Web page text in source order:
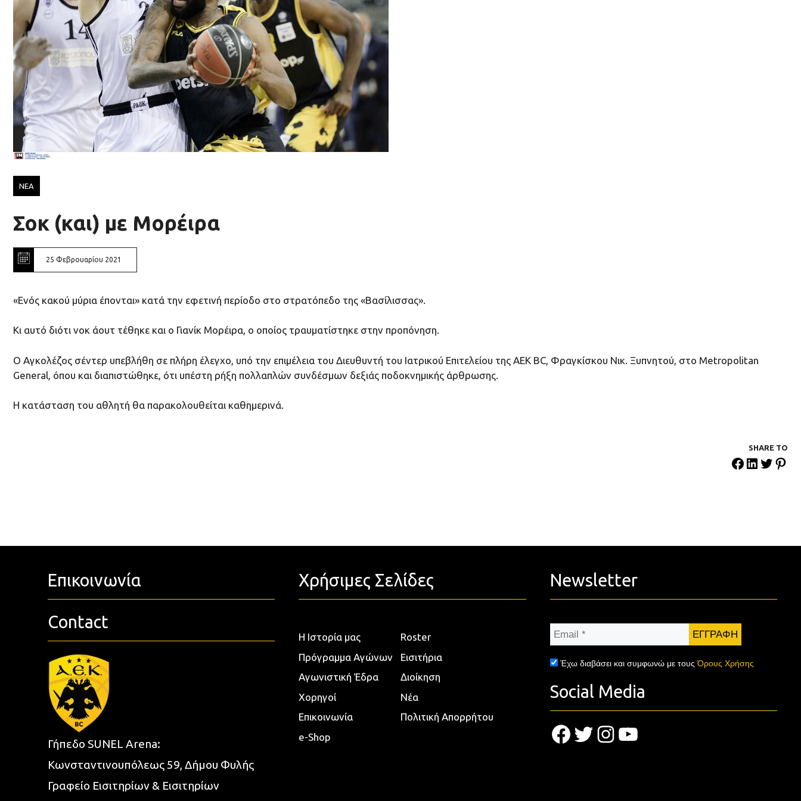
ΝΕΑ
Σοκ (και) με Μορέιρα
25 Φεβρουαρίου 2021
«Ενός κακού μύρια έπονται» κατά την εφετινή περίοδο στο στρατόπεδο της «Βασίλισσας».
Κι αυτό διότι νοκ άουτ τέθηκε και ο Γιανίκ Μορέιρα, ο οποίος τραυματίστηκε στην προπόνηση.
Ο Αγκολέζος σέντερ υπεβλήθη σε πλήρη έλεγχο, υπό την επιμέλεια του Διευθυντή του Ιατρικού Επιτελείου της ΑΕΚ BC, Φραγκίσκου Νικ. Ξυπνητού, στο Metropolitan
General, όπου και διαπιστώθηκε, ότι υπέστη ρήξη πολλαπλών συνδέσμων δεξιάς ποδοκνημικής άρθρωσης.
Η κατάσταση του αθλητή θα παρακολουθείται καθημερινά.
SHARE ΤΟ
Επικοινωνία
Contact
Γήπεδο SUNEL Arena:
Κωνσταντινουπόλεως 59, Δήμου Φυλής
Γραφείο Εισιτηρίων & Εισιτηρίων
Χρήσιμες Σελίδες
Η Ιστορία μας
Roster
Πρόγραμμα Αγώνων
Εισιτήρια
Αγωνιστική Έδρα
Διοίκηση
Χορηγοί
Νέα
Επικοινωνία
Πολιτική Απορρήτου
e-Shop
Newsletter
Email
Έχω διαβάσει και συμφωνώ με τουςΌρους Χρήσης
Social Media
Facebook
TwitterInstagram
YouTube